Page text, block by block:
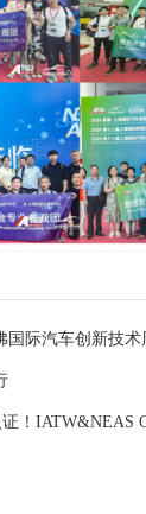
国际汽车创新技
！IATW&NEAS